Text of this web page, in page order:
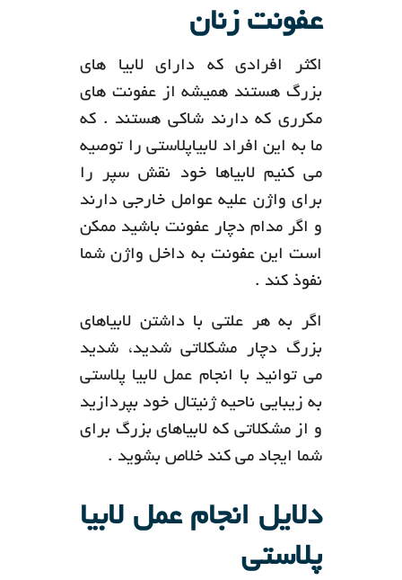
عفونت زنان
اکثر افرادی که دارای لابیا های
بزرگ هستند همیشه از عفونت های
مکرری که دارند شاکی هستند . که
ما به این افراد لابیاپلاستی را توصیه
می کنیم لابیاها خود نقش سپر را
برای واژن علیه عوامل خارجی دارند
و اگر مدام دچار عفونت باشید ممکن
است این عفونت به داخل واژن شما
نفوذ کند .
اگر به هر علتی با داشتن لابیاهای
بزرگ دچار مشکلاتی شدید، شدید
می توانید با انجام عمل لابیا پلاستی
به زیبایی ناحیه ژنیتال خود بپردازید
و از مشکلاتی که لابیاهای بزرگ برای
شما ایجاد می کند خلاص بشوید .
دلایل انجام عمل لابیا
پلاستی